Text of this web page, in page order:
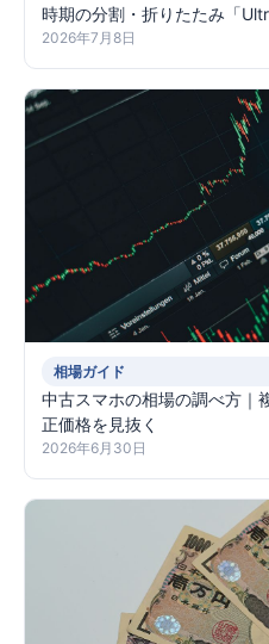
時期の分割・折りたたみ「
2026年7月8日
相場ガイド
中古スマホの相場の調べ方｜
正価格を見抜く
2026年6月30日